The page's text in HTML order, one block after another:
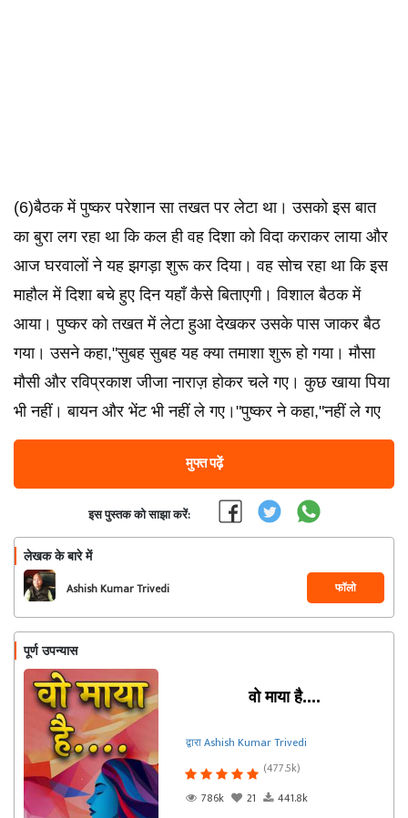
(6)बैठक में पुष्कर परेशान सा तखत पर लेटा था। उसको इस बात
का बुरा लग रहा था कि कल ही वह दिशा को विदा कराकर लाया और
आज घरवालों ने यह झगड़ा शुरू कर दिया। वह सोच रहा था कि इस
माहौल में दिशा बचे हुए दिन यहाँ कैसे बिताएगी। विशाल बैठक में
आया। पुष्कर को तखत में लेटा हुआ देखकर उसके पास जाकर बैठ
गया। उसने कहा,"सुबह सुबह यह क्या तमाशा शुरू हो गया। मौसा
मौसी और रविप्रकाश जीजा नाराज़ होकर चले गए। कुछ खाया पिया
भी नहीं। बायन और भेंट भी नहीं ले गए।"पुष्कर ने कहा,"नहीं ले गए
मुफ्त पढ़ें
इस पुस्तक को साझा करें:
लेखक के बारे में
Ashish Kumar Trivedi फॉलो
पूर्ण उपन्यास
वो माया है....
द्वारा Ashish Kumar Trivedi
(477.5k)
786k
21 441.8k